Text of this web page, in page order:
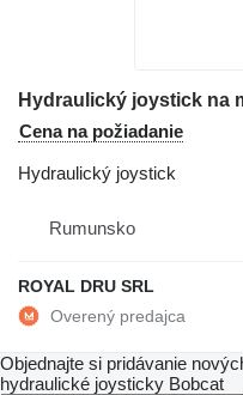
Hydraulický joystick na
Cena na požiadanie
Hydraulický joystick
Rumunsko
ROYAL DRU SRL
Objednajte si pridávanie
hydraulické joysticky Bobcat